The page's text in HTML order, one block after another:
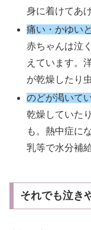
身に着けてあ
痛い・かゆい
赤ちゃんは泣
えています。
が乾燥したり
のどが渇いて
乾燥していた
も。熱中症に
乳等で水分補
それでも泣き